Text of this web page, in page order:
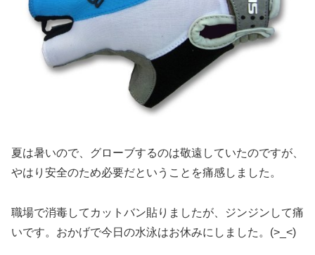
夏は暑いので、グローブするのは敬遠していたのですが、
やはり安全のため必要だということを痛感しました。
職場で消毒してカットバン貼りましたが、ジンジンして痛
いです。おかげで今日の水泳はお休みにしました。(>_<)